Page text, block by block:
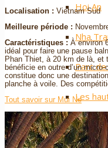
Hoi An
Nha
Parc
Les
Nos
Localisation : Vietnam Sud
Meilleure période :
Caractéristiques : À environ
idéal pour faire une pause
Phan Thiet, à 20 km de là, et
bénéficie en outre d’un
constitue donc une
planche à voile. Des
Tout savoir sur Mui Ne